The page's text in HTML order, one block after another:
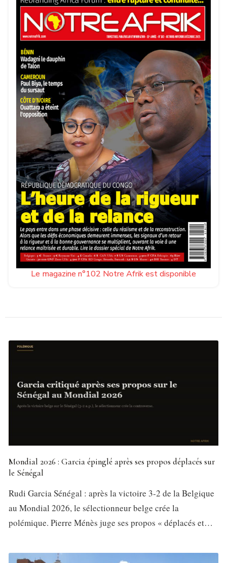
Le magazine n°102 Notre Afrik est disponible
Mondial 2026 : Garcia épinglé après ses propos déplacés sur
le Sénégal
Rudi Garcia Sénégal : après la victoire 3-2 de la Belgique
au Mondial 2026, le sélectionneur belge crée la
polémique. Pierre Ménès juge ses propos « déplacés et…